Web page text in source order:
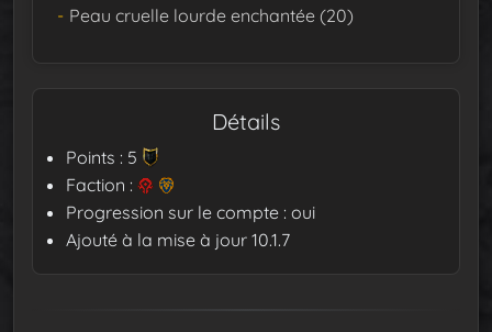
Peau cruelle lourde enchantée (20)
Détails
Points : 5
Faction :
Progression sur le compte : oui
Ajouté à la mise à jour 10.1.7